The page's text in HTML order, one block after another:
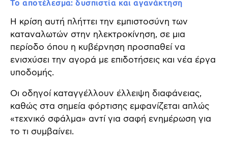
Το αποτέλεσμα: δυσπιστία και αγανάκτηση
Η κρίση αυτή πλήττει την εμπιστοσύνη των
καταναλωτών στην ηλεκτροκίνηση, σε μια
περίοδο όπου η κυβέρνηση προσπαθεί να
ενισχύσει την αγορά με επιδοτήσεις και νέα έργα
υποδομής.
Οι οδηγοί καταγγέλλουν έλλειψη διαφάνειας,
καθώς στα σημεία φόρτισης εμφανίζεται απλώς
«τεχνικό σφάλμα» αντί για σαφή ενημέρωση για
το τι συμβαίνει.